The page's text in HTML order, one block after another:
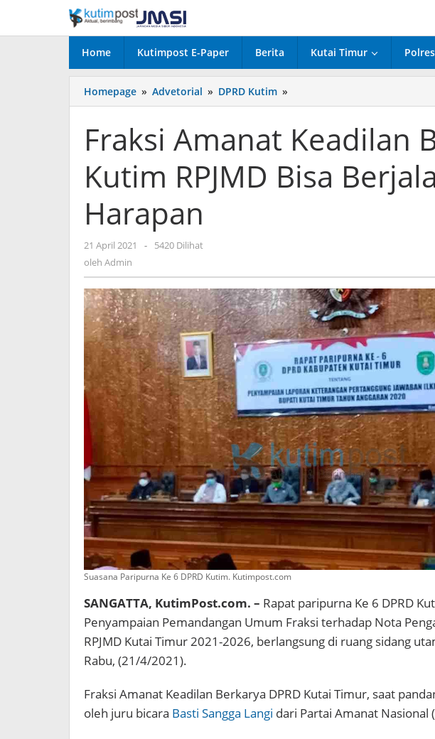
konten
Home Kutimpost E-Paper Berita Kutai Timur
Homepage » Advetorial » DPRD Kutim »
Amanat
Berkarya
DPRD
Kutim
RPJMD
Fraksi Amanat Keadilan
Kutim RPJMD Bisa
Harapan
21 April 2021
oleh
-
5420 Dilihat
oleh Admin
Suasana Paripurna Ke 6 DPRD Kutim. Kutimpost.com
SANGATTA, KutimPost.com. – Rapat paripurna Ke 6 DPRD
Penyampaian Pemandangan Umum Fraksi terhadap Nota
RPJMD Kutai Timur 2021-2026, berlangsung di ruang sidang
Rabu, (21/4/2021).
Fraksi Amanat Keadilan Berkarya DPRD Kutai Timur, saat
oleh juru bicara Basti Sangga Langi dari Partai Amanat Nasional